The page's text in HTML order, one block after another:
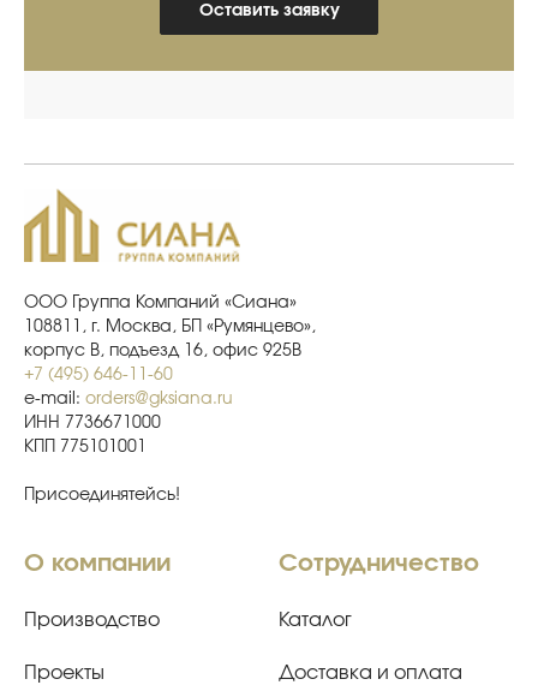
Оставить заявку
ООО Группа Компаний «Сиана»
108811, г. Москва, БП «Румянцево»,
корпус В, подъезд 16, офис 925В
+7 (495) 646-11-60
e-mail: orders@gksiana.ru
ИНН 7736671000
КПП 775101001
Присоединятейсь!
О компании
Производство
Проекты
Сотрудничество
Каталог
Доставка и оплата